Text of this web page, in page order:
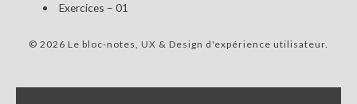
Exercices – 01
© 2026 Le bloc-notes, UX & Design d'expérience utilisateur